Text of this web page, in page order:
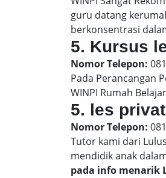
guru datang
berkonsentrasi
5. Kursus
Nomor Telepon:
Pada Perancangan
WINPI Rumah
5. les
Nomor Telepon:
Tutor kami dari
mendidik anak
pada info menarik